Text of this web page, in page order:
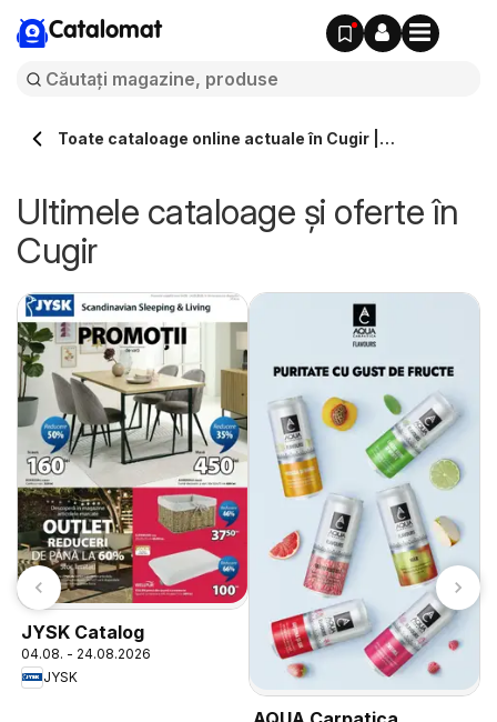
Catalomat
Toate cataloage online actuale în Cugir |
Ultimele cataloage și oferte în
Cugir
JYSK Catalog
04.08. - 24.08.2026
JYSK